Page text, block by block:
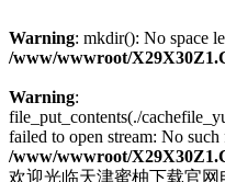
Warning: mkdir(): No space
/www/wwwroot/
Warning:
file_put_contents(./
failed to open stream: No
/www/wwwroot/
欢迎光临天津蜜柚下载官网